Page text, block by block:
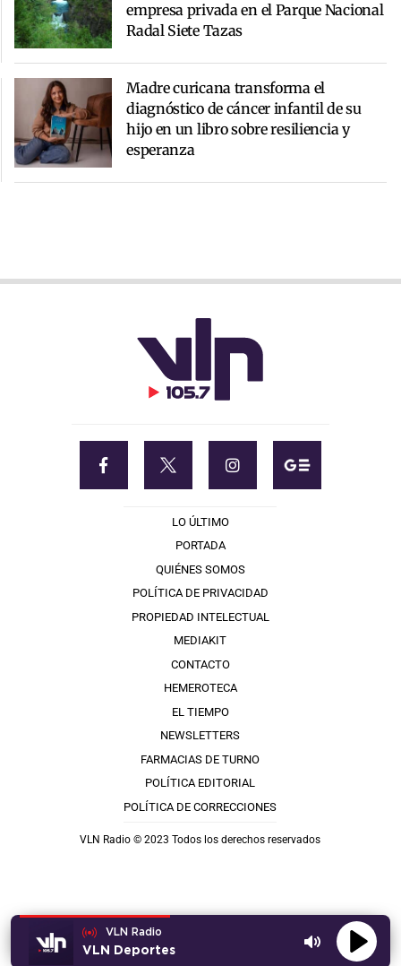
empresa privada en el Parque Nacional
Radal Siete Tazas
Madre curicana transforma el
diagnóstico de cáncer infantil de su
hijo en un libro sobre resiliencia y
esperanza
VLN Radio
VLN Deportes
LO ÚLTIMO
PORTADA
QUIÉNES SOMOS
POLÍTICA DE PRIVACIDAD
PROPIEDAD INTELECTUAL
MEDIAKIT
CONTACTO
HEMEROTECA
EL TIEMPO
NEWSLETTERS
FARMACIAS DE TURNO
POLÍTICA EDITORIAL
POLÍTICA DE CORRECCIONES
VLN Radio © 2023 Todos los derechos reservados